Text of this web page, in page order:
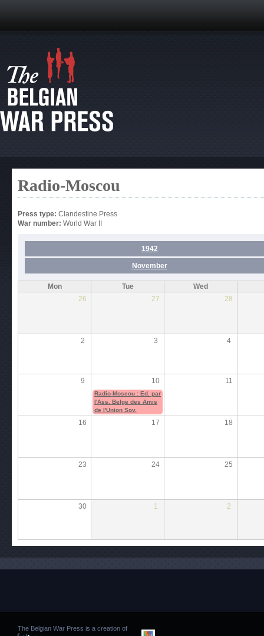
Radio-Moscou
Press type: Clandestine Press
War number: World War II
1942
November
Mon Tue
Wed
26
27 28
2 3 4
9 10 11
Radio-Moscou : Ed. par
l'Ass. Belge des Amis
de l'Union Sov.
16 17 18
23 24 25
30 1 2
The Belgian War Press is a creation of